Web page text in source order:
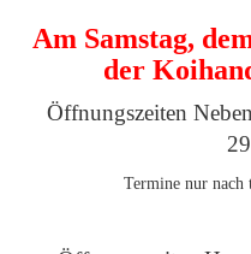
Am Samstag,
der
Öffnungszeiten
Termine nur nach